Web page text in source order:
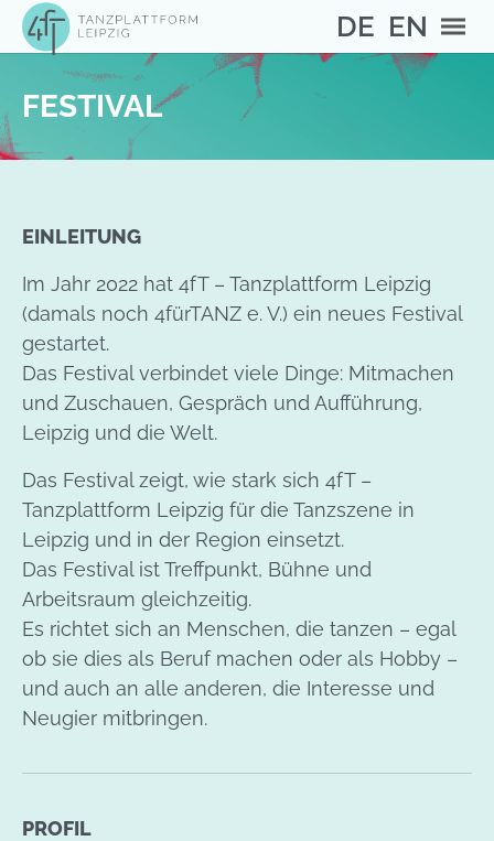
Skip to main content
Skip to page footer DE EN
You are here:
Home
FESTIVAL
EINLEITUNG
Im Jahr 2022 hat 4fT – Tanzplattform Leipzig
(damals noch 4fürTANZ e. V.) ein neues Festival
gestartet.
Das Festival verbindet viele Dinge: Mitmachen
und Zuschauen, Gespräch und Aufführung,
Leipzig und die Welt.
Das Festival zeigt, wie stark sich 4fT –
Tanzplattform Leipzig für die Tanzszene in
Leipzig und in der Region einsetzt.
Das Festival ist Treffpunkt, Bühne und
Arbeitsraum gleichzeitig.
Es richtet sich an Menschen, die tanzen – egal
ob sie dies als Beruf machen oder als Hobby –
und auch an alle anderen, die Interesse und
Neugier mitbringen.
PROFIL